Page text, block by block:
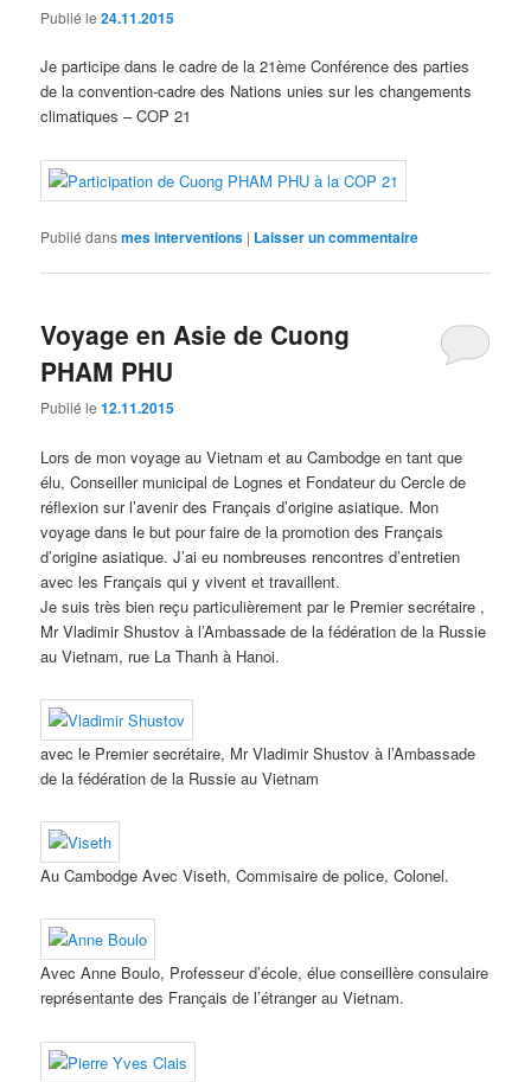
Publié le24.11.2015
Je participe dans le cadre de la 21ème Conférence des parties
de la convention-cadre des Nations unies sur les changements
climatiques – COP 21
Publié dansmes interventions | Laisser un commentaire
Voyage en Asie de Cuong
PHAM PHU
Publié le12.11.2015
Lors de mon voyage au Vietnam et au Cambodge en tant que
élu, Conseiller municipal de Lognes et Fondateur du Cercle de
réflexion sur l’avenir des Français d’origine asiatique. Mon
voyage dans le but pour faire de la promotion des Français
d’origine asiatique. J’ai eu nombreuses rencontres d’entretien
avec les Français qui y vivent et travaillent.
Je suis très bien reçu particulièrement par le Premier secrétaire ,
Mr Vladimir Shustov à l’Ambassade de la fédération de la Russie
au Vietnam, rue La Thanh à Hanoi.
avec le Premier secrétaire, Mr Vladimir Shustov à l’Ambassade
de la fédération de la Russie au Vietnam
Au Cambodge Avec Viseth, Commisaire de police, Colonel.
Avec Anne Boulo, Professeur d’école, élue conseillère consulaire
représentante des Français de l’étranger au Vietnam.